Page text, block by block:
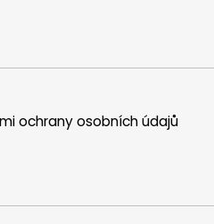
ochrany osobních údajů